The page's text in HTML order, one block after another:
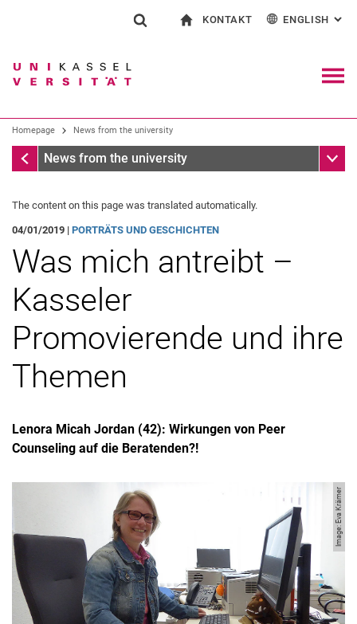
Jump directly to: content
Jump directly to: search
Jump directly to: main
Search (opens an external link in a
KONTAKT
Contact for press and public
Search facilities
ENGLISH :
Homepage News from the university
Homepage
News from the university Sub
The content on this page was translated automatically.
04/01/2019 | PORTRÄTS UND GESCHICHTEN
Was mich antreibt –
Kasseler
Promovierende und ihre
Themen
Lenora Micah Jordan (42): Wirkungen von Peer
Counseling auf die Beratenden?!
Image: Eva Krämer